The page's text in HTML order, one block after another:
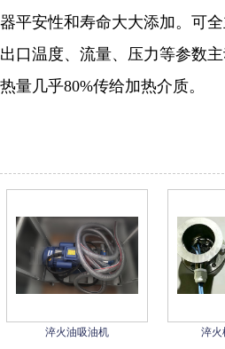
平安性和寿命大大添加。可
口温度、流量、压力等参数
量几乎80%传给加热介质。
淬火油吸油机 淬火